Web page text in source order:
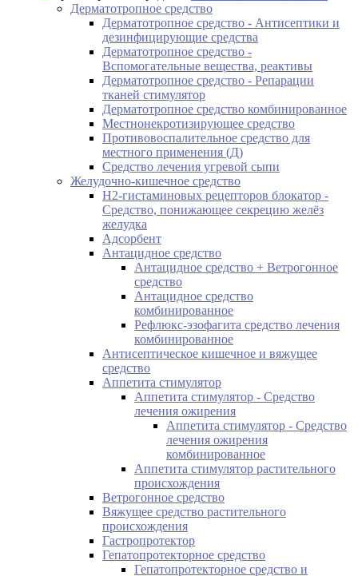
Дерматотропное средство
Дерматотропное средство - Антисептики и
дезинфицирующие средства
Дерматотропное средство -
Вспомогательные вещества, реактивы
Дерматотропное средство - Репарации
тканей стимулятор
Дерматотропное средство комбинированное
Местнонекротизирующее средство
Противовоспалительное средство для
местного применения (Д)
Средство лечения угревой сыпи
Желудочно-кишечное средство
H2-гистаминовых рецепторов блокатор -
Средство, понижающее секрецию желёз
желудка
Адсорбент
Антацидное средство
Антацидное средство + Ветрогонное
средство
Антацидное средство
комбинированное
Рефлюкс-эзофагита средство лечения
комбинированное
Антисептическое кишечное и вяжущее
средство
Аппетита стимулятор
Аппетита стимулятор - Средство
лечения ожирения
Аппетита стимулятор - Средство
лечения ожирения
комбинированное
Аппетита стимулятор растительного
происхождения
Ветрогонное средство
Вяжущее средство растительного
происхождения
Гастропротектор
Гепатопротекторное средство
Гепатопротекторное средство и